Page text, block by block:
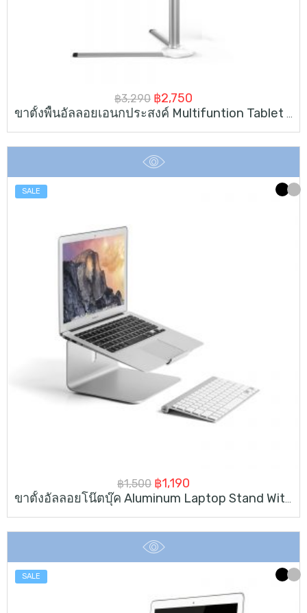
฿3,290 Original
price
฿3,290.
฿2,750
price
ขาตั้งพื้นอัลลอยเอนกประสงค์ Multifuntion Tablet Floor Stand
SALE
฿1,500 Original
price
฿1,500.
฿1,190
price
ขาตั้งอัลลอยโน๊ตบุ๊ค Aluminum Laptop Stand With 360° Rotatable Base
SALE